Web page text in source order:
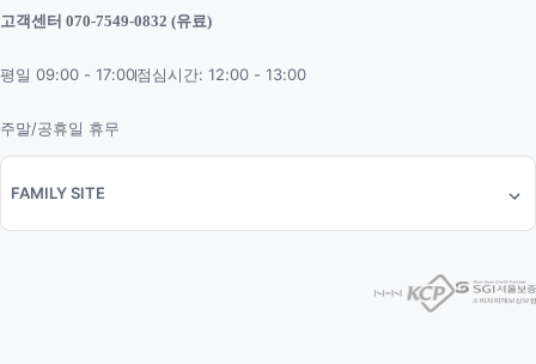
고객센터 070-7549-0832 (유료)
평일 09:00 - 17:00점심시간: 12:00 - 13:00
주말/공휴일 휴무
FAMILY SITE